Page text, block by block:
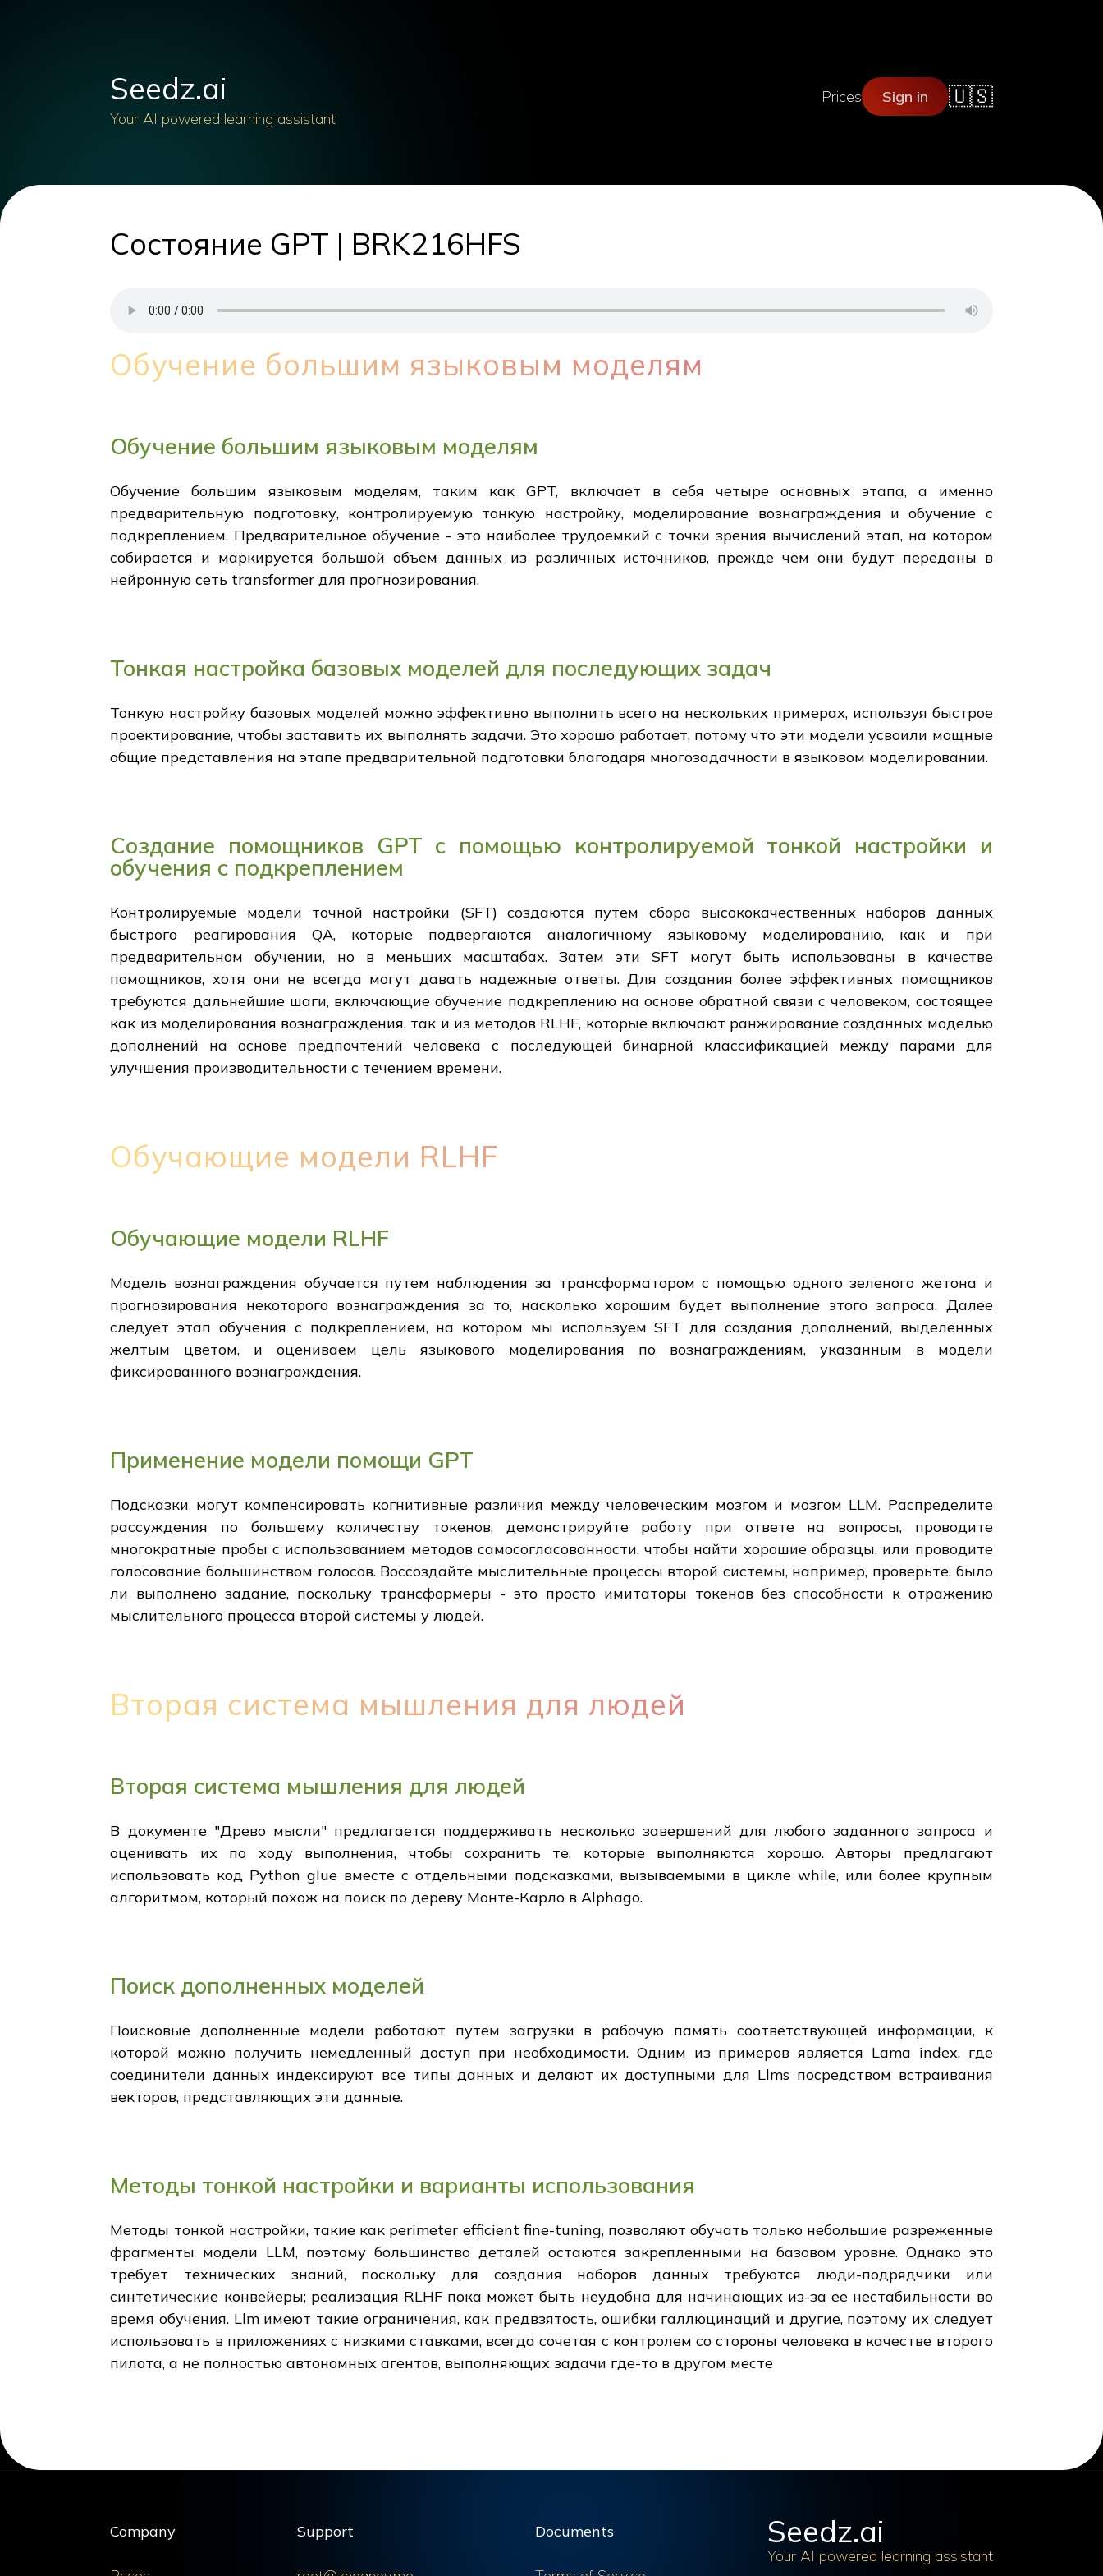
Seedz.ai
Your AI powered learning assistant
Prices Sign in 🇺🇸
Состояние GPT | BRK216HFS
Обучение большим языковым моделям
Обучение большим языковым моделям
Обучение большим языковым моделям, таким как GPT, включает в себя четыре основных этапа, а именно
предварительную подготовку, контролируемую тонкую настройку, моделирование вознаграждения и обучение с
подкреплением. Предварительное обучение - это наиболее трудоемкий с точки зрения вычислений этап, на котором
собирается и маркируется большой объем данных из различных источников, прежде чем они будут переданы в
нейронную сеть transformer для прогнозирования.
Тонкая настройка базовых моделей для последующих задач
Тонкую настройку базовых моделей можно эффективно выполнить всего на нескольких примерах, используя быстрое
проектирование, чтобы заставить их выполнять задачи. Это хорошо работает, потому что эти модели усвоили мощные
общие представления на этапе предварительной подготовки благодаря многозадачности в языковом моделировании.
Создание помощников GPT с помощью контролируемой тонкой настройки и
обучения с подкреплением
Контролируемые модели точной настройки (SFT) создаются путем сбора высококачественных наборов данных
быстрого реагирования QA, которые подвергаются аналогичному языковому моделированию, как и при
предварительном обучении, но в меньших масштабах. Затем эти SFT могут быть использованы в качестве
помощников, хотя они не всегда могут давать надежные ответы. Для создания более эффективных помощников
требуются дальнейшие шаги, включающие обучение подкреплению на основе обратной связи с человеком, состоящее
как из моделирования вознаграждения, так и из методов RLHF, которые включают ранжирование созданных моделью
дополнений на основе предпочтений человека с последующей бинарной классификацией между парами для
улучшения производительности с течением времени.
Обучающие модели RLHF
Обучающие модели RLHF
Модель вознаграждения обучается путем наблюдения за трансформатором с помощью одного зеленого жетона и
прогнозирования некоторого вознаграждения за то, насколько хорошим будет выполнение этого запроса. Далее
следует этап обучения с подкреплением, на котором мы используем SFT для создания дополнений, выделенных
желтым цветом, и оцениваем цель языкового моделирования по вознаграждениям, указанным в модели
фиксированного вознаграждения.
Применение модели помощи GPT
Подсказки могут компенсировать когнитивные различия между человеческим мозгом и мозгом LLM. Распределите
рассуждения по большему количеству токенов, демонстрируйте работу при ответе на вопросы, проводите
многократные пробы с использованием методов самосогласованности, чтобы найти хорошие образцы, или проводите
голосование большинством голосов. Воссоздайте мыслительные процессы второй системы, например, проверьте, было
ли выполнено задание, поскольку трансформеры - это просто имитаторы токенов без способности к отражению
мыслительного процесса второй системы у людей.
Вторая система мышления для людей
Вторая система мышления для людей
В документе "Древо мысли" предлагается поддерживать несколько завершений для любого заданного запроса и
оценивать их по ходу выполнения, чтобы сохранить те, которые выполняются хорошо. Авторы предлагают
использовать код Python glue вместе с отдельными подсказками, вызываемыми в цикле while, или более крупным
алгоритмом, который похож на поиск по дереву Монте-Карло в Alphago.
Поиск дополненных моделей
Поисковые дополненные модели работают путем загрузки в рабочую память соответствующей информации, к
которой можно получить немедленный доступ при необходимости. Одним из примеров является Lama index, где
соединители данных индексируют все типы данных и делают их доступными для Llms посредством встраивания
векторов, представляющих эти данные.
Методы тонкой настройки и варианты использования
Методы тонкой настройки, такие как perimeter efficient fine-tuning, позволяют обучать только небольшие разреженные
фрагменты модели LLM, поэтому большинство деталей остаются закрепленными на базовом уровне. Однако это
требует технических знаний, поскольку для создания наборов данных требуются люди-подрядчики или
синтетические конвейеры; реализация RLHF пока может быть неудобна для начинающих из-за ее нестабильности во
время обучения. Llm имеют такие ограничения, как предвзятость, ошибки галлюцинаций и другие, поэтому их следует
использовать в приложениях с низкими ставками, всегда сочетая с контролем со стороны человека в качестве второго
пилота, а не полностью автономных агентов, выполняющих задачи где-то в другом месте
Company Support Documents Seedz.ai
Your AI powered learning assistant